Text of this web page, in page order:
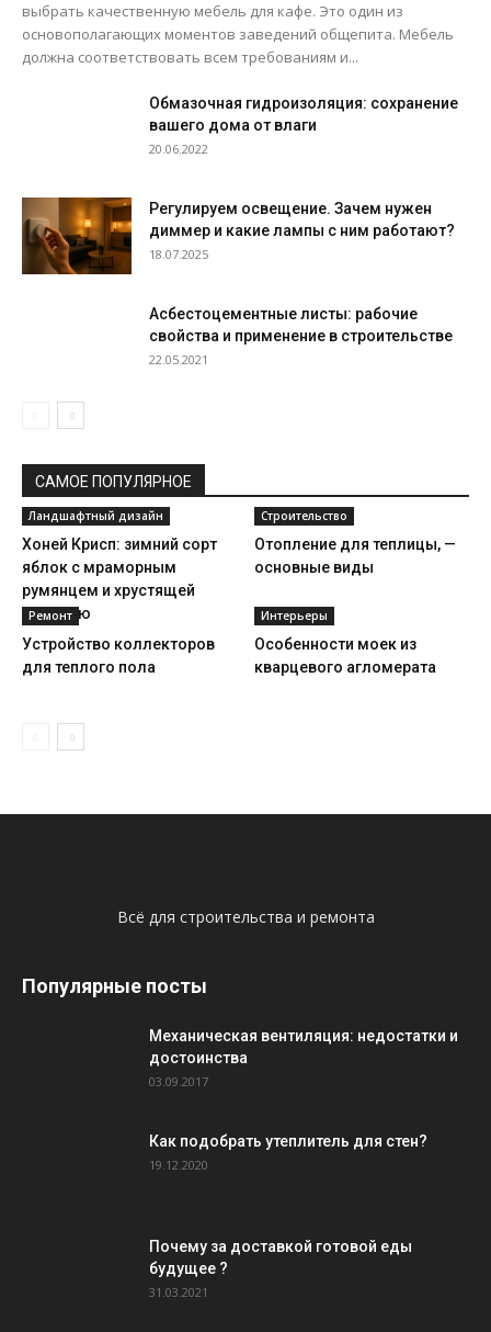
выбрать качественную мебель для кафе. Это один из
основополагающих моментов заведений общепита. Мебель
должна соответствовать всем требованиям и...
Обмазочная гидроизоляция: сохранение
вашего дома от влаги
20.06.2022
Регулируем освещение. Зачем нужен
диммер и какие лампы с ним работают?
18.07.2025
Асбестоцементные листы: рабочие
свойства и применение в строительстве
22.05.2021
САМОЕ ПОПУЛЯРНОЕ
Ландшафтный дизайн
Хоней Крисп: зимний сорт
яблок с мраморным
румянцем и хрустящей
мякотью
Строительство
Отопление для теплицы, —
основные виды
Ремонт
Устройство коллекторов
для теплого пола
Интерьеры
Особенности моек из
кварцевого агломерата
Всё для строительства и ремонта
Популярные посты
Механическая вентиляция: недостатки и
достоинства
03.09.2017
Как подобрать утеплитель для стен?
19.12.2020
Почему за доставкой готовой еды
будущее ?
31.03.2021